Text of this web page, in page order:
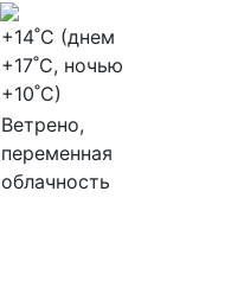
+14˚C (днем
+17˚C, ночью
+10˚C)
Ветрено,
переменная
облачность